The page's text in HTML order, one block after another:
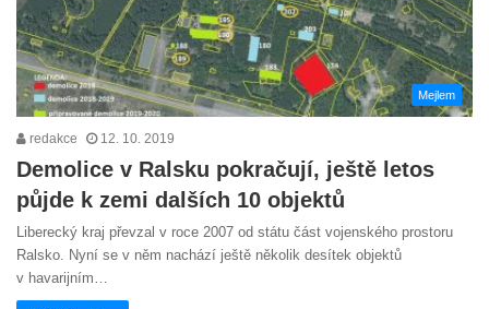
Mejlem
redakce 12. 10. 2019
Demolice v Ralsku pokračují, ještě letos
půjde k zemi dalších 10 objektů
Liberecký kraj převzal v roce 2007 od státu část vojenského prostoru
Ralsko. Nyní se v něm nachází ještě několik desítek objektů
v havarijním…